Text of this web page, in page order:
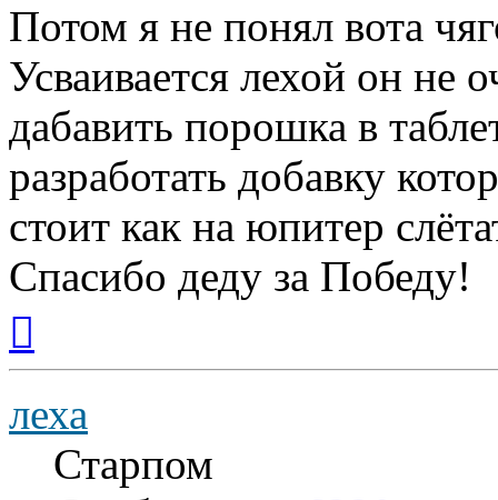
Потом я не понял вота
Усваивается лехой он не
дабавить порошка в
разработать добавку
стоит как на юпитер
Спасибо деду за Победу!
началу
леха
Старпом